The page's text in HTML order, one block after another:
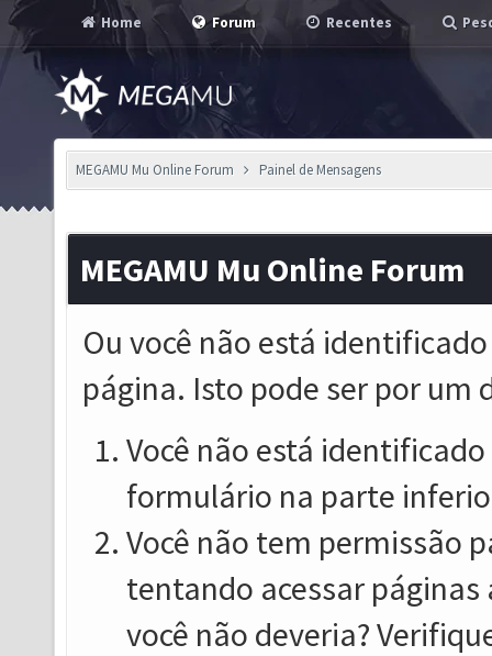
Home Forum Recentes
MEGAMU Mu Online Forum Painel de Mensagens
MEGAMU Mu Online Forum
Ou você não está
página. Isto pode ser por um
Você não está
formulário na parte
Você não tem permissão
tentando acessar
você não deveria?